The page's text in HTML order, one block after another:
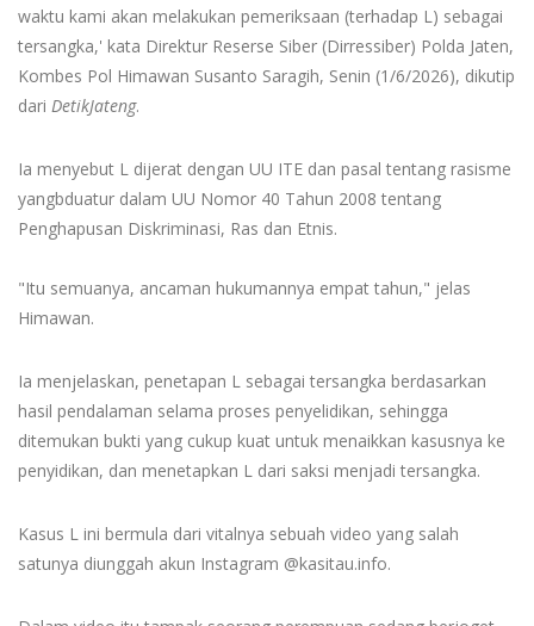
waktu kami akan melakukan pemeriksaan (terhadap L) sebagai
tersangka,' kata Direktur Reserse Siber (Dirressiber) Polda Jaten,
Kombes Pol Himawan Susanto Saragih, Senin (1/6/2026), dikutip
dari DetikJateng.
Ia menyebut L dijerat dengan UU ITE dan pasal tentang rasisme
yangbduatur dalam UU Nomor 40 Tahun 2008 tentang
Penghapusan Diskriminasi, Ras dan Etnis.
"Itu semuanya, ancaman hukumannya empat tahun," jelas
Himawan.
Ia menjelaskan, penetapan L sebagai tersangka berdasarkan
hasil pendalaman selama proses penyelidikan, sehingga
ditemukan bukti yang cukup kuat untuk menaikkan kasusnya ke
penyidikan, dan menetapkan L dari saksi menjadi tersangka.
Kasus L ini bermula dari vitalnya sebuah video yang salah
satunya diunggah akun Instagram @kasitau.info.